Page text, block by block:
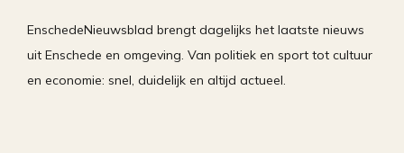
EnschedeNieuwsblad brengt dagelijks het laatste nieuws
uit Enschede en omgeving. Van politiek en sport tot cultuur
en economie: snel, duidelijk en altijd actueel.